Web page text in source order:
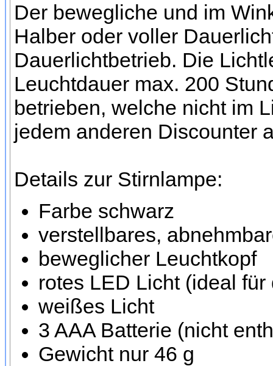
Der bewegliche und im
Halber oder voller
Dauerlichtbetrieb. Die
Leuchtdauer max. 200
betrieben, welche nicht im
jedem anderen Discounter
Details zur Stirnlampe:
Farbe schwarz
verstellbares,
beweglicher Leuchtkopf
rotes LED Licht (ideal
weißes Licht
3 AAA Batterie (nicht
Gewicht nur 46 g